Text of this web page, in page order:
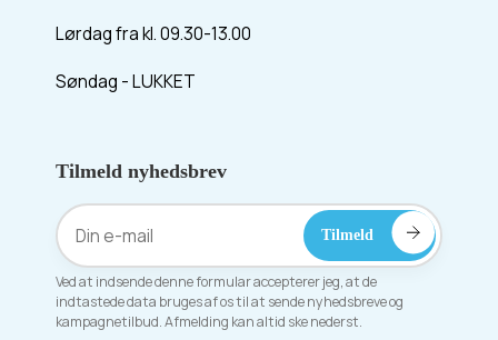
Lørdag fra kl. 09.30-13.00
Søndag - LUKKET
Tilmeld nyhedsbrev
Ved at indsende denne formular accepterer jeg, at de
indtastede data bruges af os til at sende nyhedsbreve og
kampagnetilbud. Afmelding kan altid ske nederst.